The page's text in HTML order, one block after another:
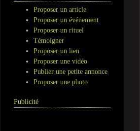
Proposer un article
Proposer un événement
Proposer un rituel
Témoigner
Proposer un lien
Proposer une vidéo
Publier une petite annonce
Proposer une photo
Publicité